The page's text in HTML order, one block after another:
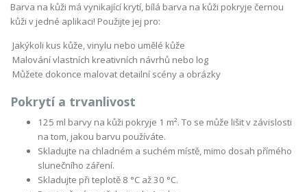
Barva na kůži má vynikající krytí, bílá barva na kůži pokryje černou
kůži v jedné aplikaci! Použijte jej pro:
Jakýkoli kus kůže, vinylu nebo umělé kůže
Malování vlastních kreativních návrhů nebo log
Můžete dokonce malovat detailní scény a obrázky
Pokrytí a trvanlivost
125 ml barvy na kůži pokryje 1 m². To se může lišit v závislosti
na tom, jakou barvu používáte.
Skladujte na chladném a suchém místě, mimo dosah přímého
slunečního záření.
Skladujte při teplotě 8 °C až 30 °C.